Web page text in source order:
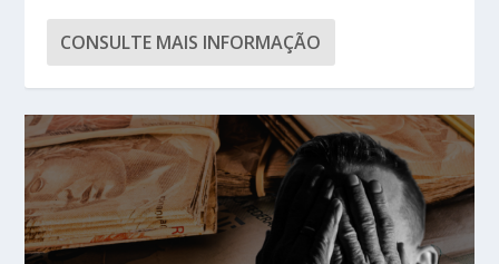
CONSULTE MAIS INFORMAÇÃO